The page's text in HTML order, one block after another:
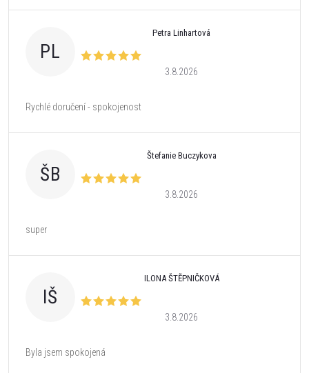
PL
Petra Linhartová
3.8.2026
Rychlé doručení - spokojenost
ŠB
Štefanie Buczykova
3.8.2026
super
IŠ
ILONA ŠTĚPNIČKOVÁ
3.8.2026
Byla jsem spokojená